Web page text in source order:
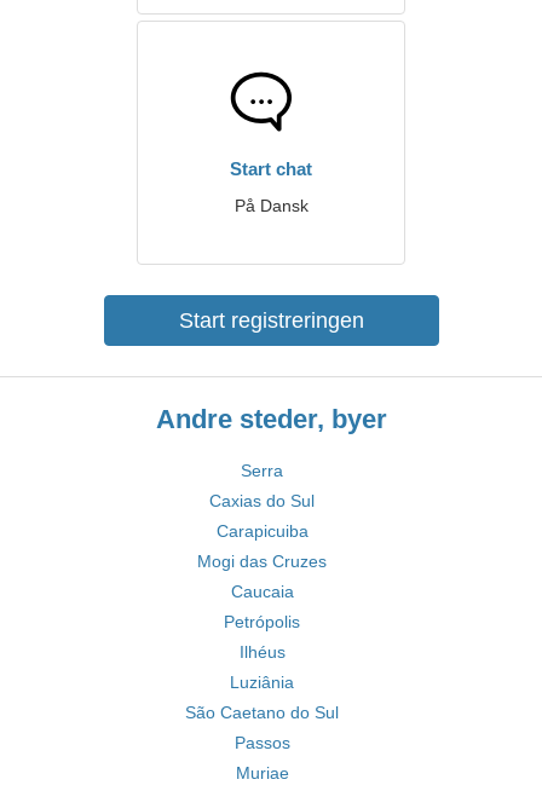
Start chat
På Dansk
Start registreringen
Andre steder, byer
Serra
Caxias do Sul
Carapicuiba
Mogi das Cruzes
Caucaia
Petrópolis
Ilhéus
Luziânia
São Caetano do Sul
Passos
Muriae